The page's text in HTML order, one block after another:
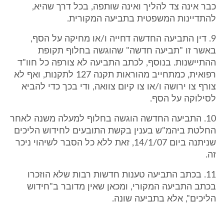
כבר אינה צד להליך ואינה שותפה, בכל דרך שהיא,
להתדיינות המשפטית בתביעה המקורית.
9. דין התביעה החדשה דחייה ו/או מחיקה על הסף,
באשר זו "תביעה חדשה" שהוגשה בחלוף תקופת
ההתיישנות. בנוסף, לכתב התביעה לא צורפה כל חוו"ד
רפואית, כמתחייב מהוראות תקנה 127 לתקנות, ואף לא
צורף צו ירושה ו/או צו קיום צוואה, ודי בכך כדי להביא
לסילוקה על הסף.
10. התביעה החדשה הוגשה בחלוף למעלה משנה לאחר
החלטת ביהמ"ש בענין בקשת התובעים לחידוש הליכים
שניתנה ביום 14/1/07, זאת ללא כל הסבר לשיהוי ניכר
זה.
11. בכתב התביעה טענות חדשות רבות שלא הוזכרו
בכתב התביעה המקורי, ומכאן שאין מדובר ב"חידוש
הליכים", אלא בתביעה שונה.